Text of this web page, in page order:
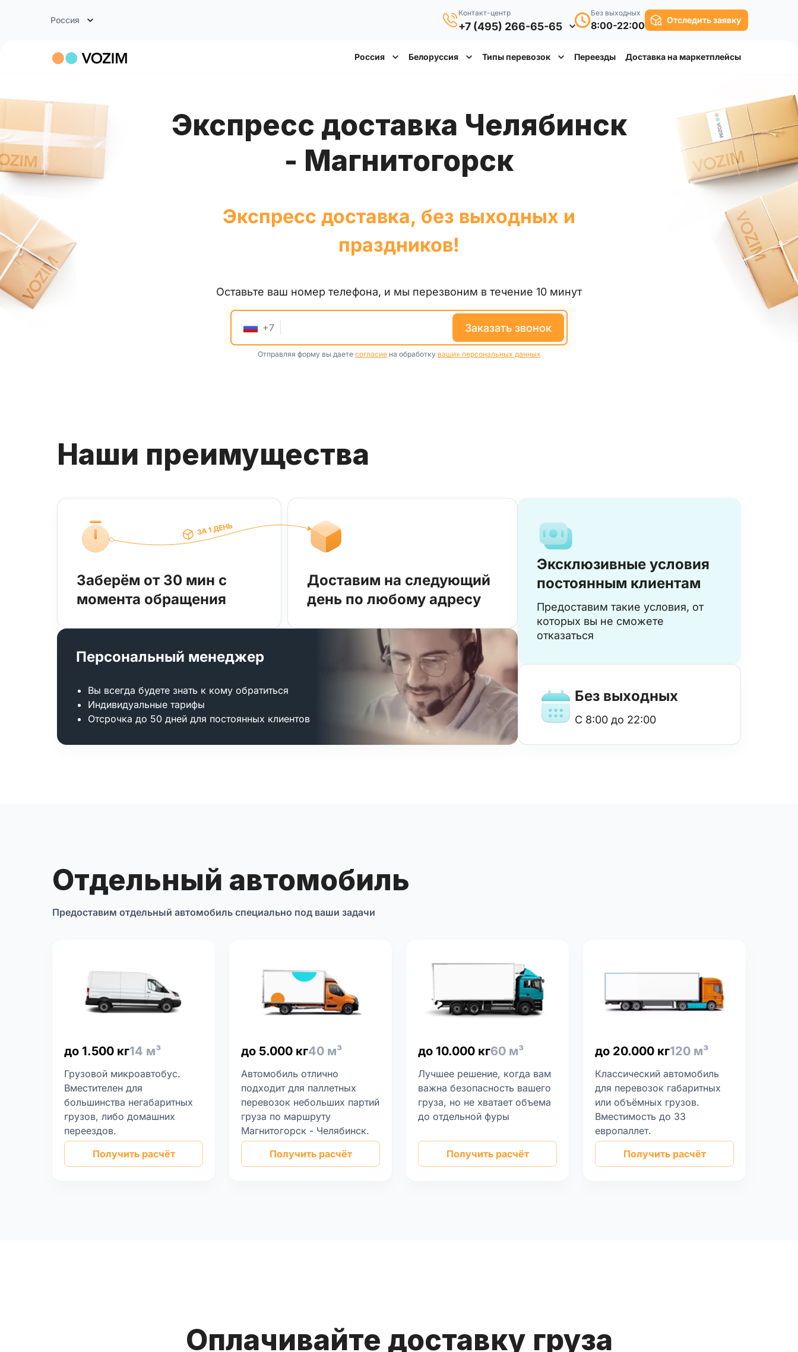
Россия
Контакт-центр
+7 (495) 266-65-65
Без выходных
8:00-22:00 Отследить заявку
Россия Белоруссия Типы перевозок Переезды Доставка на маркетплейсы
Экспресс доставка Челябинск
- Магнитогорск
Экспресс доставка, без выходных и
праздников!
Оставьте ваш номер телефона, и мы перезвоним в течение 10 минут
+7 заказать звонок
Отправляя форму вы даете согласиена обработку ваших персональных данных
Наши преимущества
Заберём от 30 мин с
момента обращения
Доставим на следующий
день по любому адресу
Персональный менеджер
Вы всегда будете знать к кому обратиться
Индивидуальные тарифы
Отсрочка до 50 дней для постоянных клиентов
Эксклюзивные условия
постоянным клиентам
Предоставим такие условия, от
которых вы не сможете
отказаться
Без выходных
с 8:00 до 22:00
Отдельный автомобиль
Предоставим отдельный автомобиль специально под ваши задачи
до 1.500 кг14 м³
Грузовой микроавтобус.
Вместителен для
большинства негабаритных
грузов, либо домашних
переездов.
Получить расчёт
до 5.000 кг40 м³
Автомобиль отлично
подходит для паллетных
перевозок небольших партий
груза по маршруту
Магнитогорск - Челябинск.
Получить расчёт
до 10.000 кг60 м³
Лучшее решение, когда вам
важна безопасность вашего
груза, но не хватает объема
до отдельной фуры
Получить расчёт
до 20.000 кг120 м³
Классический автомобиль
для перевозок габаритных
или объёмных грузов.
Вместимость до 33
европаллет.
Получить расчёт
Оплачивайте доставку груза